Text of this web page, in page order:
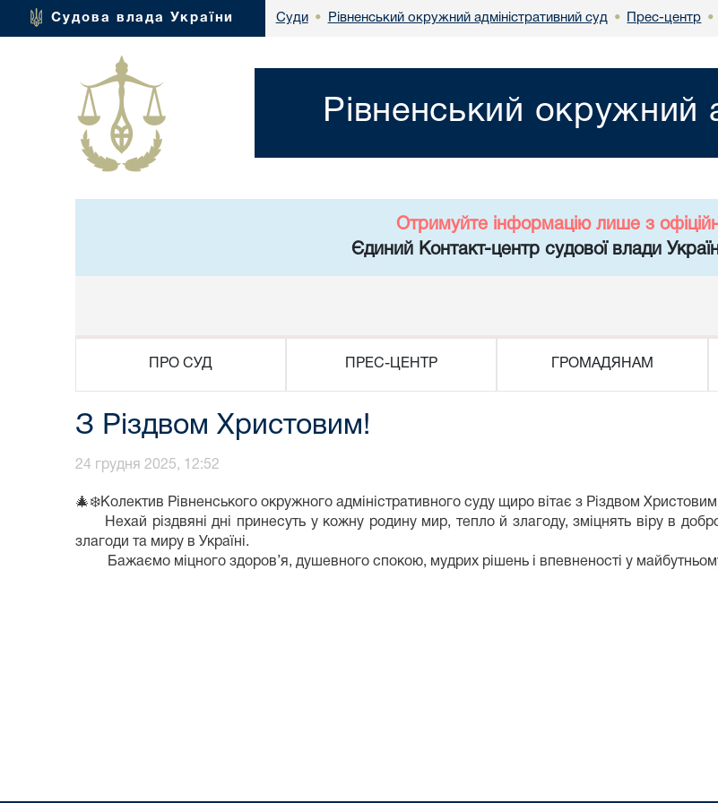
Судова влада України Суди • Рівненський окружний адміністративний суд • Прес-центр •
Рівненський окружний
Отримуйте інформацію лише з
Єдиний Контакт-центр судової влади
ПРО СУД ПРЕС-ЦЕНТР ГРОМАДЯНАМ
З Різдвом Христовим!
24 грудня 2025, 12:52
🎄❄️Колектив Рівненського окружного адміністративного суду щиро вітає з Різдвом
Нехай різдвяні дні принесуть у кожну родину мир, тепло й злагоду, зміцнять віру в добро
злагоди та миру в Україні.
Бажаємо міцного здоров’я, душевного спокою, мудрих рішень і впевненості у